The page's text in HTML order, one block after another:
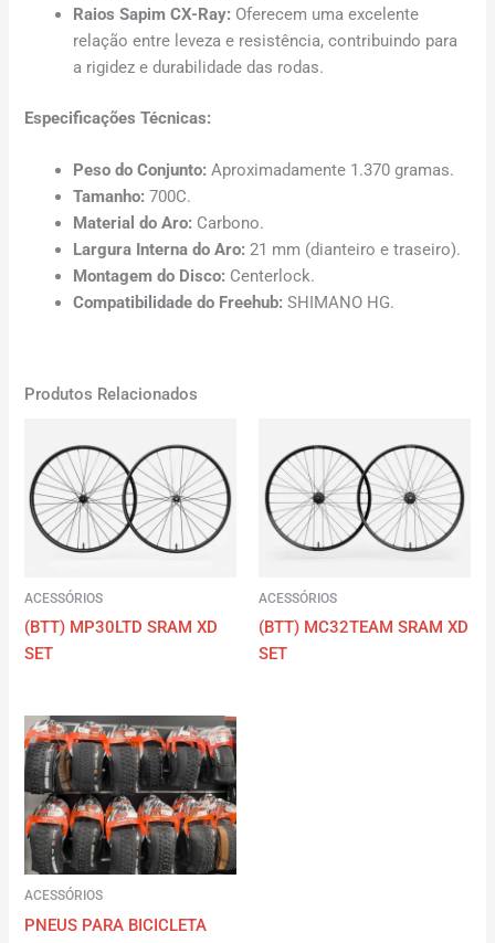
Raios Sapim CX-Ray: Oferecem uma excelente
relação entre leveza e resistência, contribuindo para
a rigidez e durabilidade das rodas.
Especificações Técnicas:
Peso do Conjunto: Aproximadamente 1.370 gramas.
Tamanho: 700C.
Material do Aro: Carbono.
Largura Interna do Aro: 21 mm (dianteiro e traseiro).
Montagem do Disco: Centerlock.
Compatibilidade do Freehub: SHIMANO HG.
Produtos Relacionados
ACESSÓRIOS
(BTT) MP30LTD SRAM XD
SET
ACESSÓRIOS
(BTT) MC32TEAM SRAM XD
SET
ACESSÓRIOS
PNEUS PARA BICICLETA